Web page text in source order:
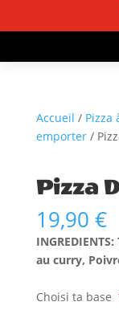
Accueil / Pizza
emporter/
Pizza
19,90 €
au curry,
Choisi ta base